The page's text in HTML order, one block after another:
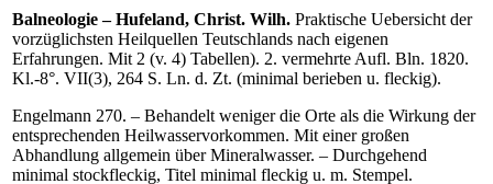
Balneologie – Hufeland, Christ. Wilh. Praktische Uebersicht der
vorzüglichsten Heilquellen Teutschlands nach eigenen
Erfahrungen. Mit 2 (v. 4) Tabellen). 2. vermehrte Aufl. Bln. 1820.
Kl.-8°. VII(3), 264 S. Ln. d. Zt. (minimal berieben u. fleckig).
Engelmann 270. – Behandelt weniger die Orte als die Wirkung der
entsprechenden Heilwasservorkommen. Mit einer großen
Abhandlung allgemein über Mineralwasser. – Durchgehend
minimal stockfleckig, Titel minimal fleckig u. m. Stempel.